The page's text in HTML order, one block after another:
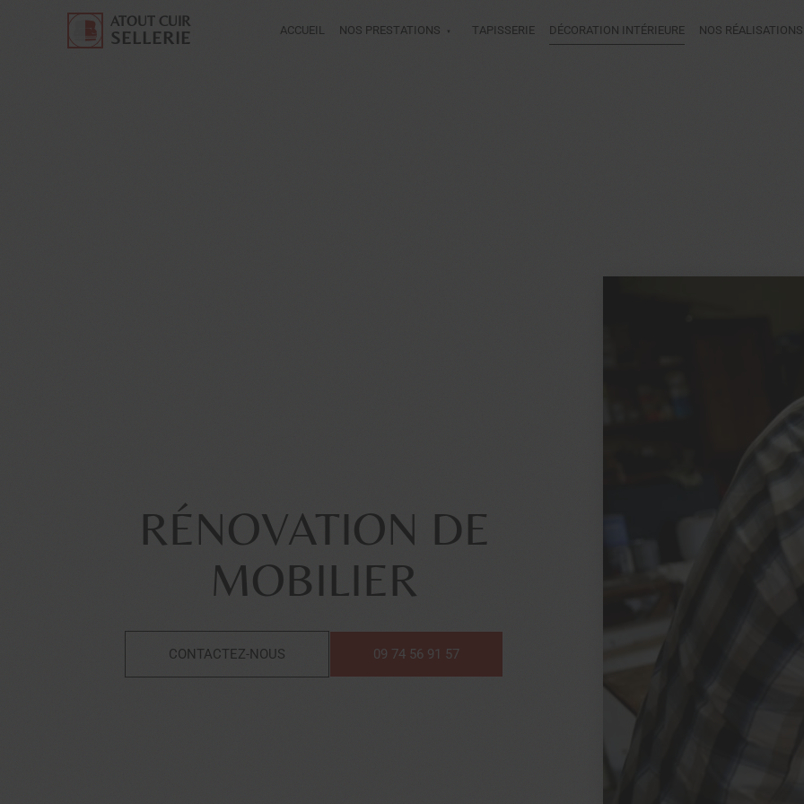
RÉNOVATION DE
MOBILIER
CONTACTEZ-NOUS 09 74 56 91 57
ATOUT CUIR
SELLERIE ACCUEIL NOS PRESTATIONS TAPISSERIE DÉCORATION INTÉRIEURE NOS RÉALISATIONS